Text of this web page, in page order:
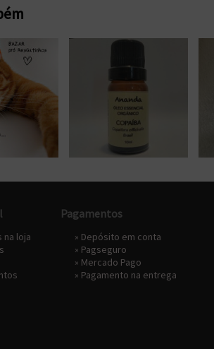
na loja
Pagamentos
» Depósito em conta
» Pagseguro
» Mercado Pago
» Pagamento na entrega